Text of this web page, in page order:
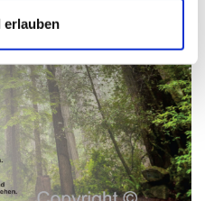
erlauben